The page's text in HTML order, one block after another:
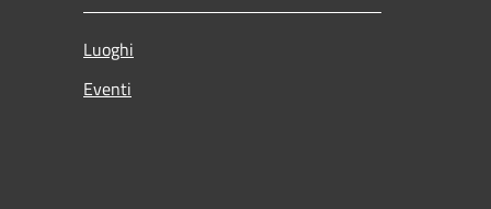
Luoghi
Eventi